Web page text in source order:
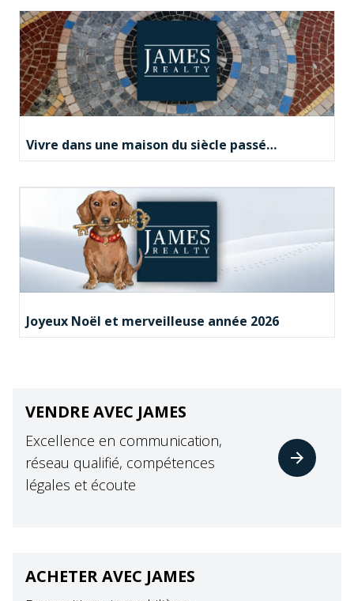
Vivre dans une maison du siècle passé…
Joyeux Noël et merveilleuse année 2026
VENDRE AVEC JAMES
Excellence en communication,
réseau qualifié, compétences
légales et écoute
ACHETER AVEC JAMES